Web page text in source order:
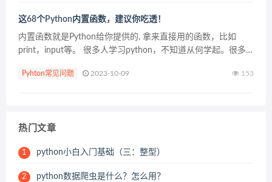
这68个Python内置函数，建议你吃透！
内置函数就是Python给你提供的, 拿来直接用的函数，比如
print，input等。 很多人学习python，不知道从何学起。很多
上手。很多已经做案例的人，却...
Pyhton常见问题 2023-10-09 153
热门文章
1 python小白入门基础（三：整型）
2 python数据爬虫是什么？怎么用？